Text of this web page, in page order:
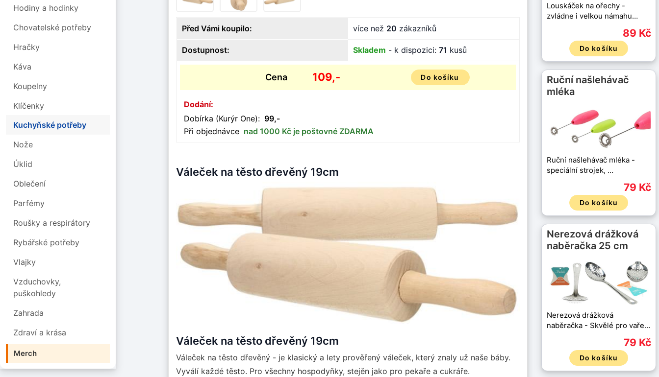
Hodiny a hodinky
Chovatelské potřeby
Hračky
Káva
Koupelny
Klíčenky
Kuchyňské potřeby
Nože
Úklid
Oblečení
Parfémy
Roušky a respirátory
Rybářské potřeby
Vlajky
Vzduchovky,
puškohledy
Zahrada
Zdraví a krása
Merch
Před Vámi koupilo: více než 20 zákazníků
Dostupnost: Skladem - k dispozici:71 kusů
Cena 109,- Do košíku
Dodání:
Dobírka (Kurýr One): 99,-
Při objednávce nad 1000 Kč je poštovné ZDARMA
Váleček na těsto dřevěný 19cm
Váleček na těsto dřevěný 19cm
Váleček na těsto dřevěný - je klasický a lety prověřený váleček, který znaly už naše báby.
Vyválí každé těsto. Pro všechny hospodyňky, stejěn jako pro pekaře a cukráře.
Louskáček na ořechy -
zvládne i velkou námahu…
89 Kč
Do košíku
Ruční našlehávač
mléka
Ruční našlehávač mléka -
speciální strojek, …
79 Kč
Do košíku
Nerezová drážková
naběračka 25 cm
Nerezová drážková
naběračka - Skvělé pro vaře…
79 Kč
Do košíku